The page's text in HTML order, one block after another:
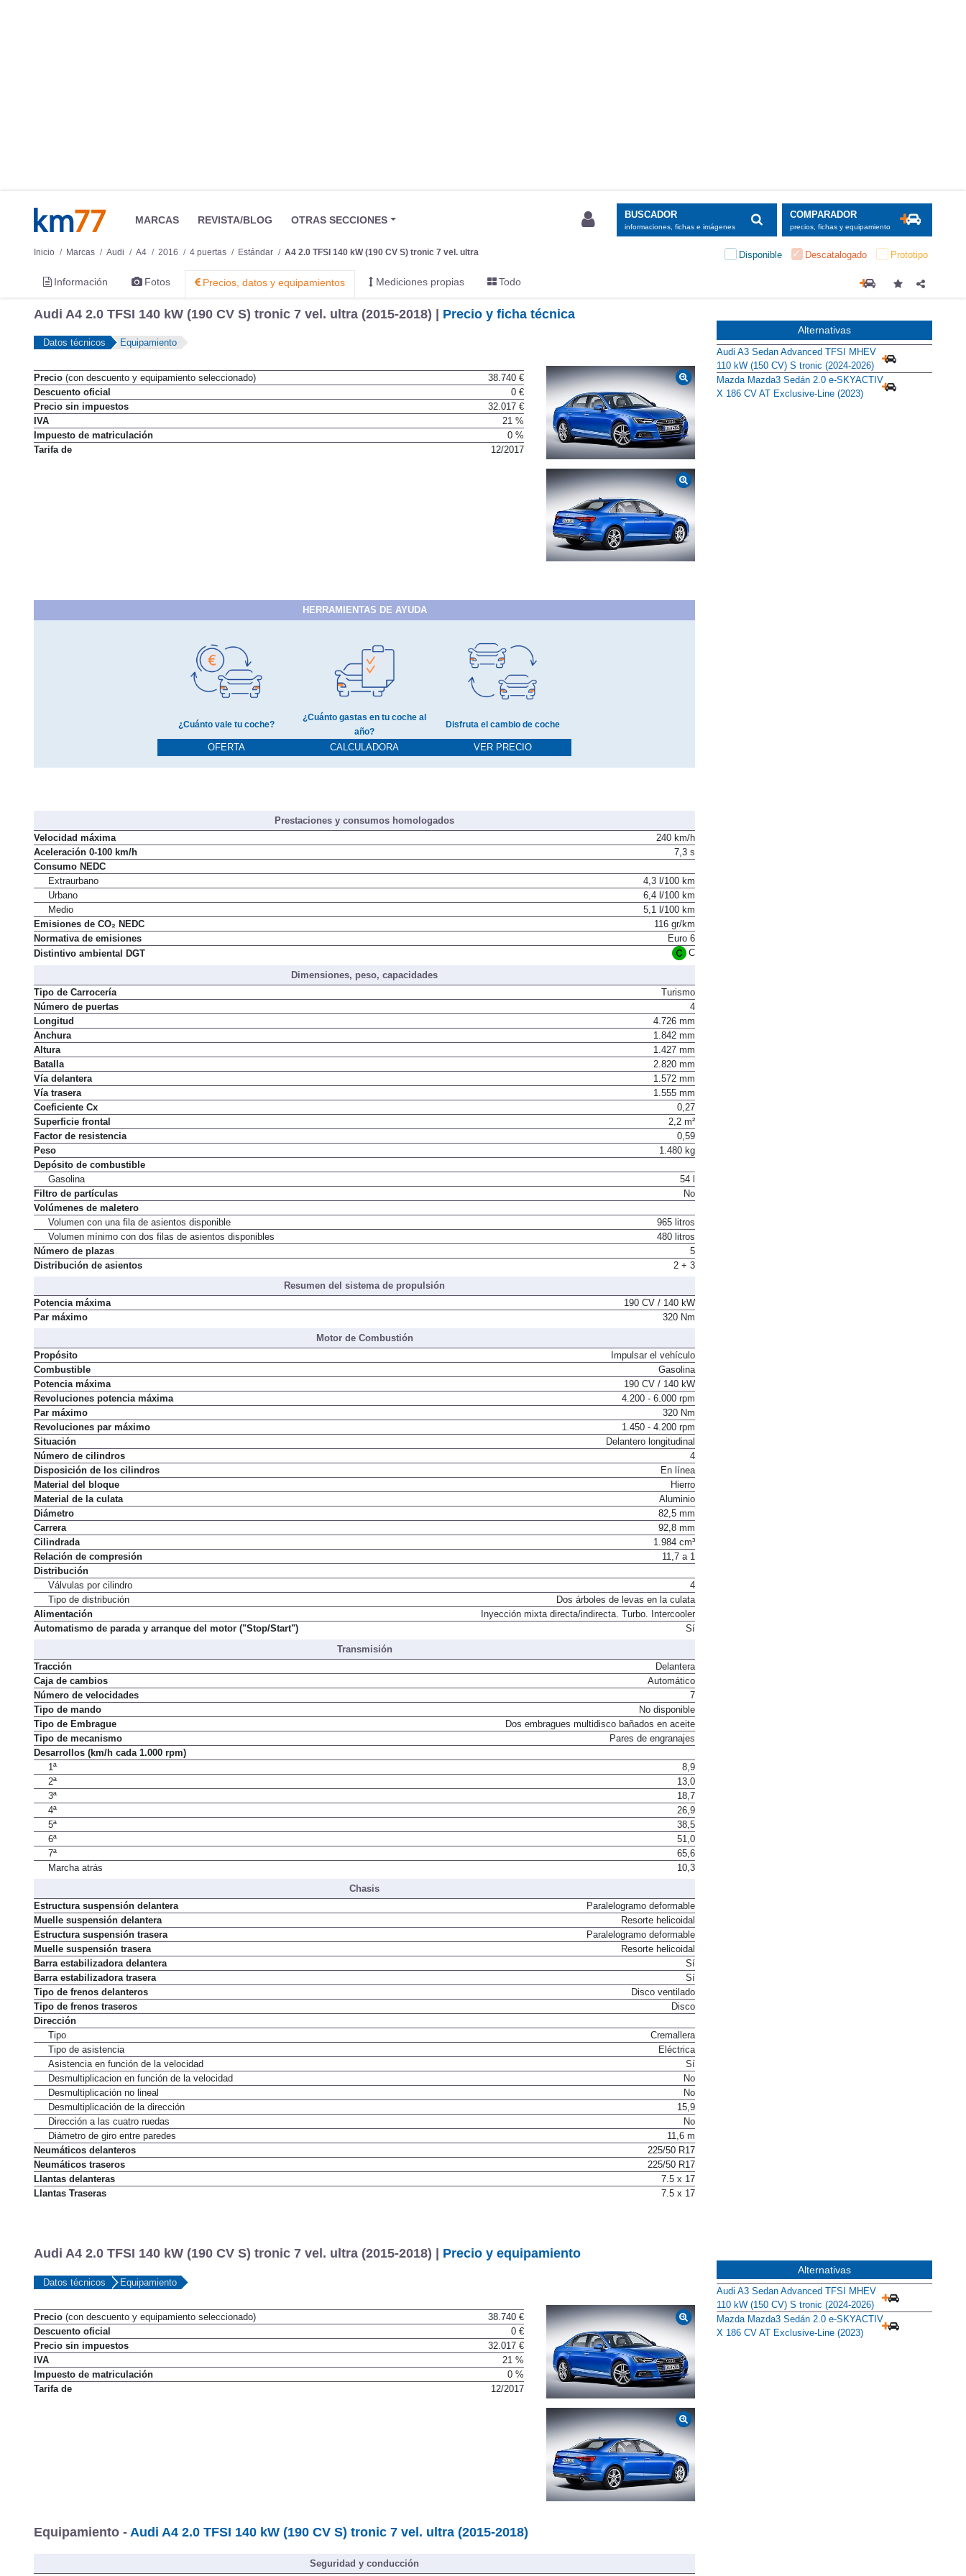
MARCAS REVISTA/BLOG OTRAS SECCIONES BUSCADOR
informaciones, fichas e imágenes
COMPARADOR
precios, fichas y equipamiento
Inicio Marcas Audi A4 2016 4 puertas Estándar A4 2.0 TFSI 140 kW (190 CV S) tronic 7 vel. ultra Disponible Descatalogado Prototipo
Información Fotos Precios, datos y equipamientos Mediciones propias Todo
Audi A4 2.0 TFSI 140 kW (190 CV S) tronic 7 vel. ultra (2015-2018) | Precio y ficha técnica
Datos técnicos Equipamiento
Precio (con descuento y equipamiento seleccionado)
38.740 €
Descuento oficial
0 €
Precio sin impuestos
32.017 €
IVA
21 %
Impuesto de matriculación
0 %
Tarifa de
12/2017
HERRAMIENTAS DE AYUDA
¿Cuánto vale tu coche?
OFERTA
¿Cuánto gastas en tu coche al
año?
CALCULADORA
Disfruta el cambio de coche
VER PRECIO
Prestaciones y consumos homologados
Velocidad máxima
240 km/h
Aceleración 0-100 km/h
7,3 s
Consumo NEDC
Extraurbano
4,3 l/100 km
Urbano
6,4 l/100 km
Medio
5,1 l/100 km
Emisiones de CO₂ NEDC
116 gr/km
Normativa de emisiones
Euro 6
Distintivo ambiental DGT
C
Dimensiones, peso, capacidades
Tipo de Carrocería
Turismo
Número de puertas
4
Longitud
4.726 mm
Anchura
1.842 mm
Altura
1.427 mm
Batalla
2.820 mm
Vía delantera
1.572 mm
Vía trasera
1.555 mm
Coeficiente Cx
0,27
Superficie frontal
2,2 m²
Factor de resistencia
0,59
Peso
1.480 kg
Depósito de combustible
Gasolina
54 l
Filtro de partículas
No
Volúmenes de maletero
Volumen con una fila de asientos disponible
965 litros
Volumen mínimo con dos filas de asientos disponibles
480 litros
Número de plazas
5
Distribución de asientos
2 + 3
Resumen del sistema de propulsión
Potencia máxima
190 CV / 140 kW
Par máximo
320 Nm
Motor de Combustión
Propósito
Impulsar el vehículo
Combustible
Gasolina
Potencia máxima
190 CV / 140 kW
Revoluciones potencia máxima
4.200 - 6.000 rpm
Par máximo
320 Nm
Revoluciones par máximo
1.450 - 4.200 rpm
Situación
Delantero longitudinal
Número de cilindros
4
Disposición de los cilindros
En línea
Material del bloque
Hierro
Material de la culata
Aluminio
Diámetro
82,5 mm
Carrera
92,8 mm
Cilindrada
1.984 cm³
Relación de compresión
11,7 a 1
Distribución
Válvulas por cilindro
4
Tipo de distribución
Dos árboles de levas en la culata
Alimentación
Inyección mixta directa/indirecta. Turbo. Intercooler
Automatismo de parada y arranque del motor ("Stop/Start")
Sí
Transmisión
Tracción
Delantera
Caja de cambios
Automático
Número de velocidades
7
Tipo de mando
No disponible
Tipo de Embrague
Dos embragues multidisco bañados en aceite
Tipo de mecanismo
Pares de engranajes
Desarrollos (km/h cada 1.000 rpm)
1ª
8,9
2ª
13,0
3ª
18,7
4ª
26,9
5ª
38,5
6ª
51,0
7ª
65,6
Marcha atrás
10,3
Chasis
Estructura suspensión delantera
Paralelogramo deformable
Muelle suspensión delantera
Resorte helicoidal
Estructura suspensión trasera
Paralelogramo deformable
Muelle suspensión trasera
Resorte helicoidal
Barra estabilizadora delantera
Sí
Barra estabilizadora trasera
Sí
Tipo de frenos delanteros
Disco ventilado
Tipo de frenos traseros
Disco
Dirección
Tipo
Cremallera
Tipo de asistencia
Eléctrica
Asistencia en función de la velocidad
Sí
Desmultiplicacion en función de la velocidad
No
Desmultiplicación no lineal
No
Desmultiplicación de la dirección
15,9
Dirección a las cuatro ruedas
No
Diámetro de giro entre paredes
11,6 m
Neumáticos delanteros
225/50 R17
Neumáticos traseros
225/50 R17
Llantas delanteras
7.5 x 17
Llantas Traseras
7.5 x 17
Alternativas
Audi A3 Sedan Advanced TFSI MHEV
110 kW (150 CV) S tronic (2024-2026)
Mazda Mazda3 Sedán 2.0 e-SKYACTIV
X 186 CV AT Exclusive-Line (2023)
Audi A4 2.0 TFSI 140 kW (190 CV S) tronic 7 vel. ultra (2015-2018) | Precio y equipamiento
Datos técnicos Equipamiento
Precio (con descuento y equipamiento seleccionado)
38.740 €
Descuento oficial
0 €
Precio sin impuestos
32.017 €
IVA
21 %
Impuesto de matriculación
0 %
Tarifa de
12/2017
Equipamiento - Audi A4 2.0 TFSI 140 kW (190 CV S) tronic 7 vel. ultra (2015-2018)
Seguridad y conducción
Alternativas
Audi A3 Sedan Advanced TFSI MHEV
110 kW (150 CV) S tronic (2024-2026)
Mazda Mazda3 Sedán 2.0 e-SKYACTIV
X 186 CV AT Exclusive-Line (2023)